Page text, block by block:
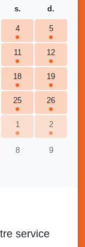
s. d.
4 5
11 12
18 19
25 26
1 2
8 9
service